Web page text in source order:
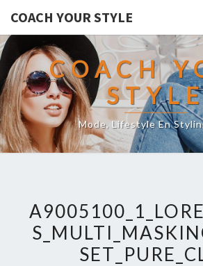
COACH YOUR STYLE
COACH
Mode, Lifestyle En